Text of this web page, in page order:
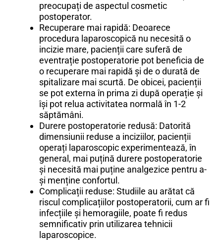
preocupați de aspectul cosmetic
postoperator.
Recuperare mai rapidă: Deoarece
procedura laparoscopică nu necesită o
incizie mare, pacienții care suferă de
eventrație postoperatorie pot beneficia de
o recuperare mai rapidă și de o durată de
spitalizare mai scurtă. De obicei, pacienții
se pot externa în prima zi după operație și
își pot relua activitatea normală în 1-2
săptămâni.
Durere postoperatorie redusă: Datorită
dimensiunii reduse a inciziilor, pacienții
operați laparoscopic experimentează, în
general, mai puțină durere postoperatorie
și necesită mai puține analgezice pentru a-
și menține confortul.
Complicații reduse: Studiile au arătat că
riscul complicațiilor postoperatorii, cum ar fi
infecțiile și hemoragiile, poate fi redus
semnificativ prin utilizarea tehnicii
laparoscopice.